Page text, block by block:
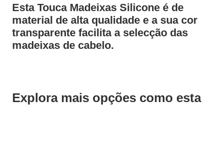
Esta Touca Madeixas Silicone é de
material de alta qualidade e a sua cor
transparente facilita a selecção das
madeixas de cabelo.
Explora mais opções como esta